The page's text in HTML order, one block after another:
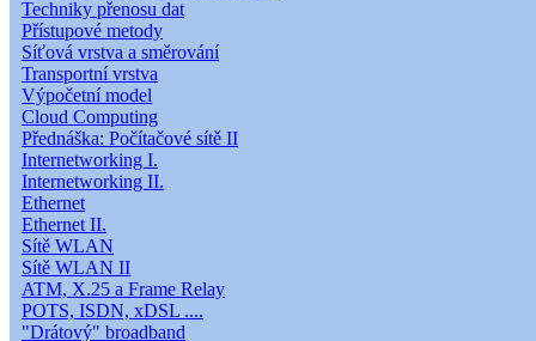
Techniky přenosu dat
Přístupové metody
Síťová vrstva a směrování
Transportní vrstva
Výpočetní model
Cloud Computing
Přednáška: Počítačové sítě II
Internetworking I.
Internetworking II.
Ethernet
Ethernet II.
Sítě WLAN
Sítě WLAN II
ATM, X.25 a Frame Relay
POTS, ISDN, xDSL ....
"Drátový" broadband